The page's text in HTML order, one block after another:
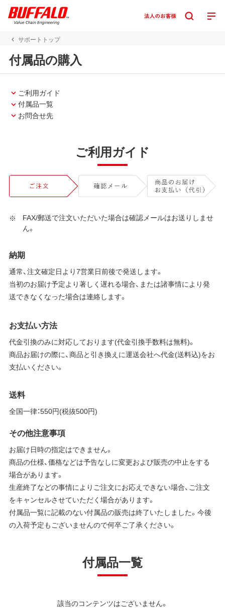
サポートトップ
付属品の購入
ご利用ガイド
付属品一覧
お問合せ先
ご利用ガイド
FAX/郵送で注文いただいた場合は確認メールはお送りしませ
ん。
納期
通常、注文確定日より7営業日前後で発送します。
当初のお届け予定より著しく遅れる場合、または諸事情により発
送できなくなった場合は連絡します。
お支払い方法
代金引換のみに対応しております(代金引換手数料は無料)。
商品お届けの際に、商品と引き換えに運送会社へ代金(送料込)をお
支払いください。
送料
全国一律：550円(税抜500円)
その他注意事項
お届け日時の指定はできません。
商品の仕様、価格などは予告なしに変更および販売の中止をする
場合があります。
生産終了などの事情によりご注文にお応えできない場合、ご注文
をキャンセルさせていただく場合があります。
付属品一覧に記載のない付属品の販売は終了いたしました。今後
の入荷予定もございませんので何卒ご了承ください。
付属品一覧
該当のコンテンツはございません。